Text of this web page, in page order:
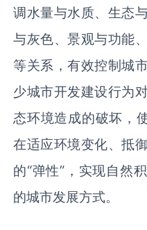
调水量与水质、生态
与灰色、景观与功能
等关系，有效控制城
少城市开发建设行为
态环境造成的破坏，
在适应环境变化、抵
的“弹性”，实现自然
的城市发展方式。